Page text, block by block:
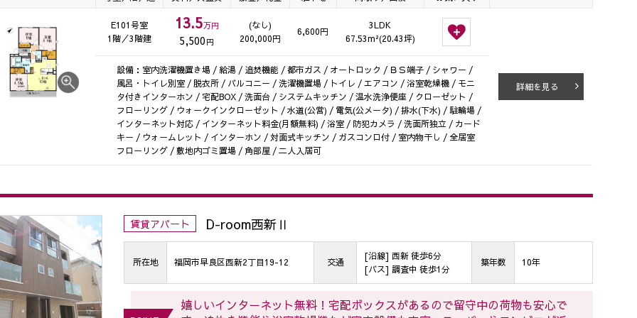
E101号室
1階／3階建
13.5万円
5,500円
(なし)
200,000円
6,600円
3LDK
67.53m²(20.43坪)
詳細を見る
設備：室内洗濯機置き場 / 給湯 / 追焚機能 / 都市ガス / オートロック / ＢＳ端子 / シャワー /
風呂・トイレ別室 / 脱衣所 / バルコニー / 洗濯機置場 / トイレ / エアコン / 浴室乾燥機 / モニ
タ付きインターホン / 宅配BOX / 洗面台 / システムキッチン / 温水洗浄便座 / クローゼット /
フローリング / ウォークインクローゼット / 水道(公営) / 電気(公メータ) / 排水(下水) / 駐輪場 /
インターネット対応 / インターネット料金(月額無料) / 浴室 / 防犯カメラ / 洗面所独立 / カード
キー / ウォームレット / インターホン / 対面式キッチン / ガスコンロ付 / 室内物干し / 全居室
フローリング / 敷地内ゴミ置場 / 角部屋 / 二人入居可
賃貸アパート D-room西新Ⅱ
所在地 福岡市早良区西新2丁目19-12 交通
[沿線] 西新 徒歩6分
[バス] 調査中 徒歩1分
築年数 10年
嬉しいインターネット無料！宅配ボックスがあるので留守中の荷物も安心で